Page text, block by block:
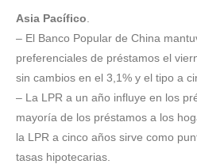
Asia Pacífico
– El Banco Popular de China
preferenciales de préstamos el
sin cambios en el 3,1% y el tipo a
– La LPR a un año influye en los
mayoría de los préstamos a los
la LPR a cinco años sirve como
tasas hipotecarias.